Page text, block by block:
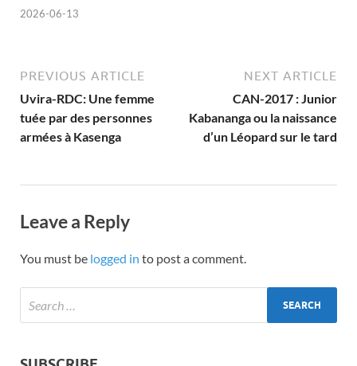
2026-06-13
PREVIOUS ARTICLE
Uvira-RDC: Une femme
tuée par des personnes
armées à Kasenga
NEXT ARTICLE
CAN-2017 : Junior
Kabananga ou la naissance
d’un Léopard sur le tard
Leave a Reply
You must be logged in to post a comment.